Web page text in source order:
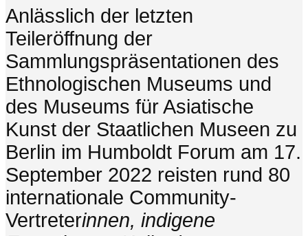
Anlässlich der letzten
Teileröffnung der
Sammlungspräsentationen des
Ethnologischen Museums und
des Museums für Asiatische
Kunst der Staatlichen Museen zu
Berlin im Humboldt Forum am 17.
September 2022 reisten rund 80
internationale Community-
Vertreterinnen, indigene